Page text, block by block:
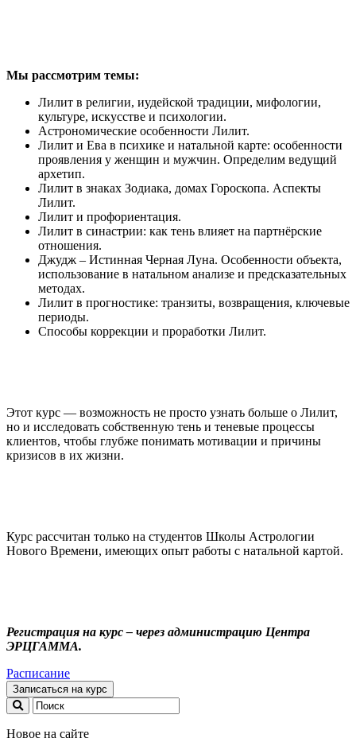
Мы рассмотрим темы:
Лилит в религии, иудейской традиции, мифологии,
культуре, искусстве и психологии.
Астрономические особенности Лилит.
Лилит и Ева в психике и натальной карте: особенности
проявления у женщин и мужчин. Определим ведущий
архетип.
Лилит в знаках Зодиака, домах Гороскопа. Аспекты
Лилит.
Лилит и профориентация.
Лилит в синастрии: как тень влияет на партнёрские
отношения.
Джудж – Истинная Черная Луна. Особенности объекта,
использование в натальном анализе и предсказательных
методах.
Лилит в прогностике: транзиты, возвращения, ключевые
периоды.
Способы коррекции и проработки Лилит.
Этот курс — возможность не просто узнать больше о Лилит,
но и исследовать собственную тень и теневые процессы
клиентов, чтобы глубже понимать мотивации и причины
кризисов в их жизни.
Курс рассчитан только на студентов Школы Астрологии
Нового Времени, имеющих опыт работы с натальной картой.
Регистрация на курс – через администрацию Центра
ЭРЦГАММА.
Расписание
Записаться на курс
Новое на сайте